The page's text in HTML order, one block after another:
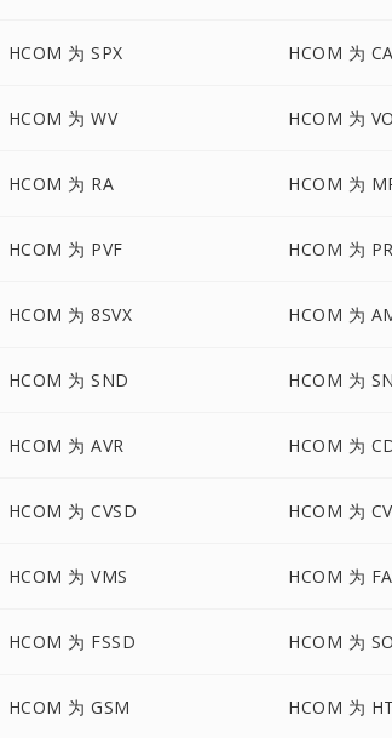
HCOM 为 SPX HCOM 为
HCOM 为 WV HCOM 为
HCOM 为 RA HCOM 为
HCOM 为 PVF HCOM 为
HCOM 为 8SVX HCOM 为
HCOM 为 SND HCOM 为
HCOM 为 AVR HCOM 为
HCOM 为 CVSD HCOM 为
HCOM 为 VMS HCOM 为
HCOM 为 FSSD HCOM 为
HCOM 为 GSM HCOM 为